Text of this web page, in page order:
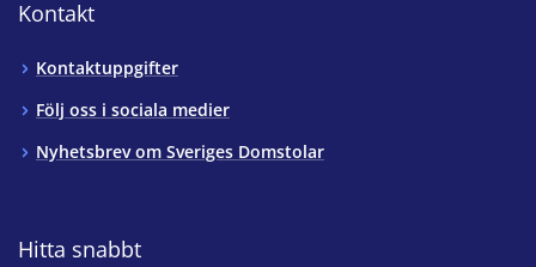
Kontakt
Kontaktuppgifter
Följ oss i sociala medier
Nyhetsbrev om Sveriges Domstolar
Hitta snabbt